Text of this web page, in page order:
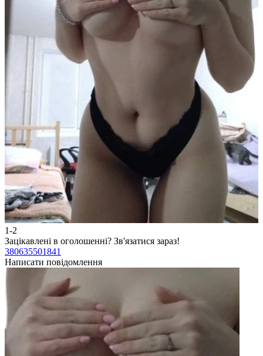
1-2
Зацікавлені в оголошенні? Зв'язатися зараз!
380635501841
Написати повідомлення